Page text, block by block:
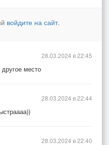
войдите на сайт.
место
28.03.2024 в 22:45
28.03.2024 в 22:44
28.03.2024 в 22:40